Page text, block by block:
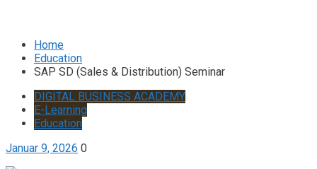
Home
Education
SAP SD (Sales & Distribution) Seminar
DIGITAL BUSINESS ACADEMY
E-Learning
Education
Januar 9, 2026 0